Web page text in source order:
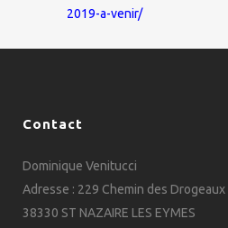
2019-a-venir/
Contact
Dominique Venitucci
Adresse : 229 Chemin des Drogeaux
38330 ST NAZAIRE LES EYMES